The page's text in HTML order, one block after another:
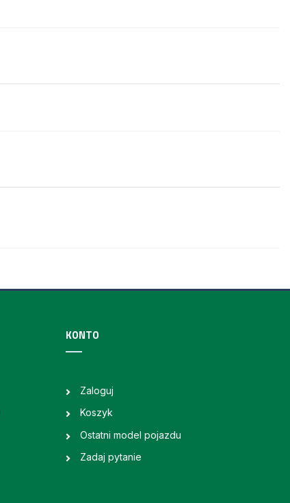
KONTO
Zaloguj
Koszyk
Ostatni model pojazdu
Zadaj pytanie